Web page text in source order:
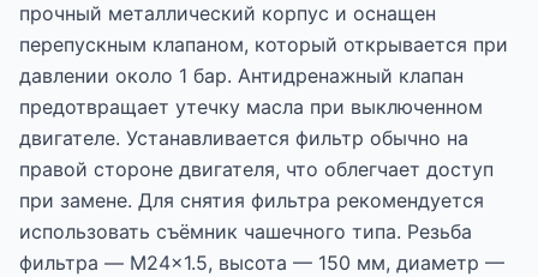
прочный металлический корпус и оснащен
перепускным клапаном, который открывается при
давлении около 1 бар. Антидренажный клапан
предотвращает утечку масла при выключенном
двигателе. Устанавливается фильтр обычно на
правой стороне двигателя, что облегчает доступ
при замене. Для снятия фильтра рекомендуется
использовать съёмник чашечного типа. Резьба
фильтра — M24x1.5, высота — 150 мм, диаметр —